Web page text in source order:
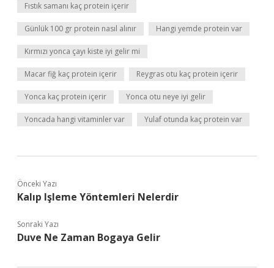
Fıstık samanı kaç protein içerir
Günlük 100 gr protein nasıl alınır Hangi yemde protein var
Kırmızı yonca çayı kiste iyi gelir mi
Macar fiğ kaç protein içerir Reygras otu kaç protein içerir
Yonca kaç protein içerir Yonca otu neye iyi gelir
Yoncada hangi vitaminler var Yulaf otunda kaç protein var
Önceki Yazı
Kalıp Işleme Yöntemleri Nelerdir
Sonraki Yazı
Duve Ne Zaman Bogaya Gelir